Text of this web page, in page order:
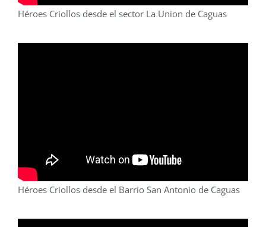
Héroes Criollos desde el sector La Union de Caguas
Héroes Criollos desde el Barrio San Antonio de Caguas